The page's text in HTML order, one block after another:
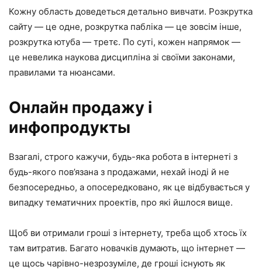
Кожну область доведеться детально вивчати. Розкрутка
сайту — це одне, розкрутка пабліка — це зовсім інше,
розкрутка ютуба — третє. По суті, кожен напрямок —
це невелика наукова дисципліна зі своїми законами,
правилами та нюансами.
Онлайн продажу і
инфопродукты
Взагалі, строго кажучи, будь-яка робота в інтернеті з
будь-якого пов’язана з продажами, нехай іноді й не
безпосередньо, а опосередковано, як це відбувається у
випадку тематичних проектів, про які йшлося вище.
Щоб ви отримали гроші з інтернету, треба щоб хтось їх
там витратив. Багато новачків думають, що інтернет —
це щось чарівно-незрозуміле, де гроші існують як